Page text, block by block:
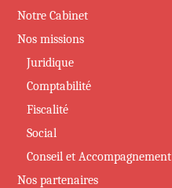
Notre Cabinet
Nos missions
Juridique
Comptabilité
Fiscalité
Social
Conseil et Accompagnement
Nos partenaires